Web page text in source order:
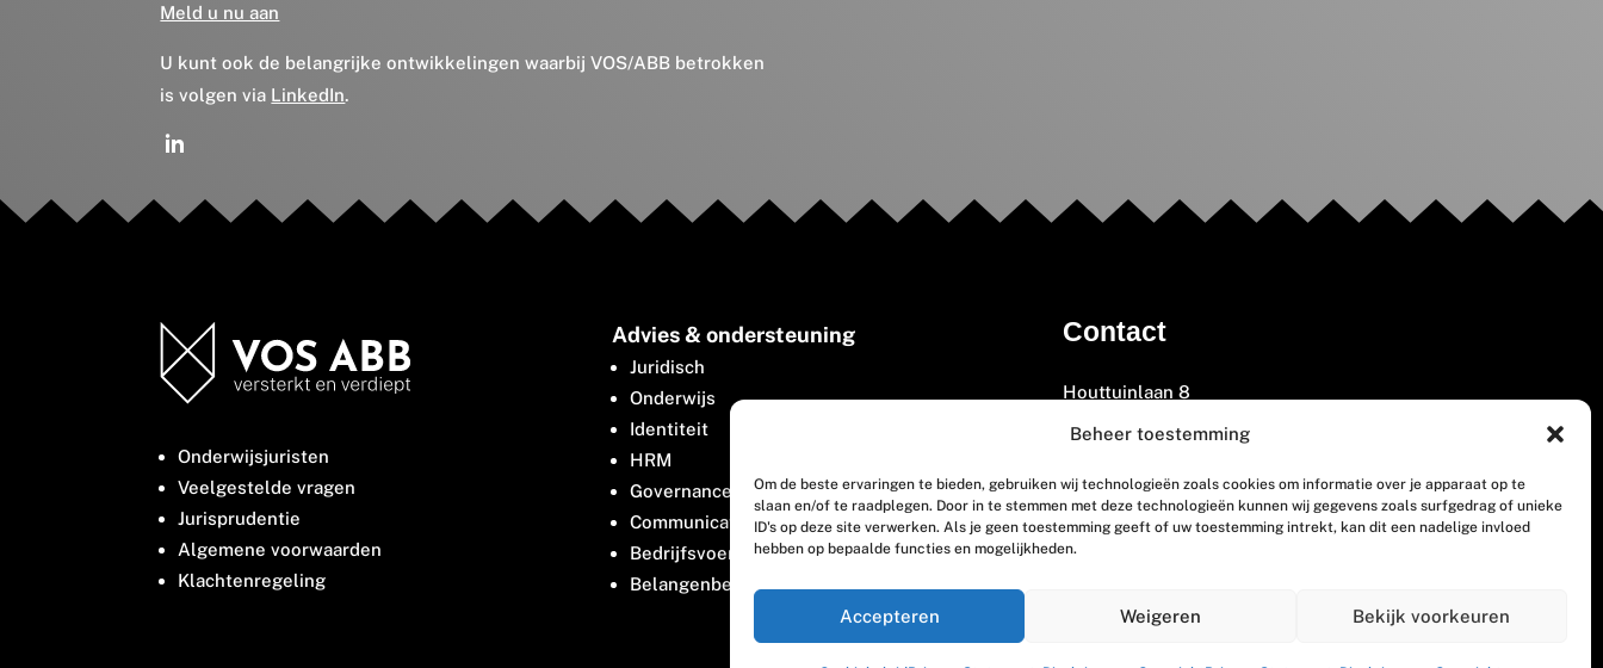
Beheer toestemming
Om de beste ervaringen te bieden, gebruiken wij technologieën zoals cookies om informatie over je apparaat op te
slaan en/of te raadplegen. Door in te stemmen met deze technologieën kunnen wij gegevens zoals surfgedrag of unieke
ID's op deze site verwerken. Als je geen toestemming geeft of uw toestemming intrekt, kan dit een nadelige invloed
hebben op bepaalde functies en mogelijkheden.
Accepteren Weigeren Bekijk voorkeuren
Meld u nu aan
U kunt ook de belangrijke ontwikkelingen waarbij VOS/ABB betrokken
is volgen via LinkedIn.
Onderwijsjuristen
Veelgestelde vragen
Jurisprudentie
Algemene voorwaarden
Klachtenregeling
Advies & ondersteuning
Juridisch
Onderwijs
Identiteit
HRM
Governance
Communicatie
Bedrijfsvoering
Belangenbehartiging
Contact
Houttuinlaan 8
3447 GM Woerden
(0348) 405 200
welkom@vosabb.nl
Privacy, disclaimer en copyright